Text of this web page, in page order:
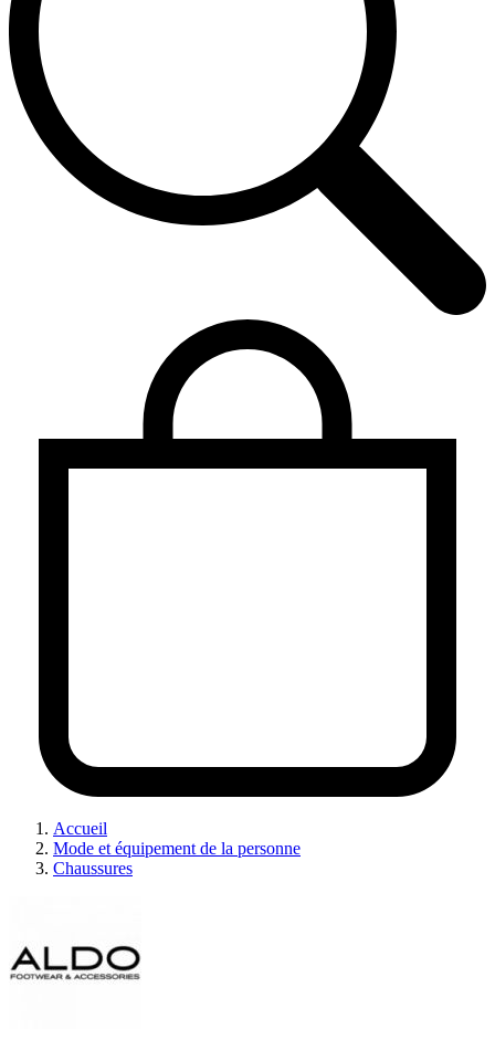
Accueil
Mode et équipement de la personne
Chaussures